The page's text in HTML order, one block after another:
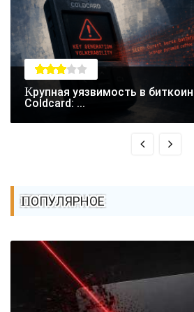
Крупная уязвимость в биткоин-кошельке
Coldcard: ...
ПОПУЛЯРНОЕ